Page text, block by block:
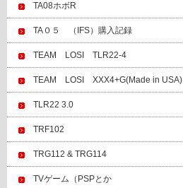
TA08ホボR
TA０５ （IFS）購入記録
TEAM LOSI TLR22-4
TEAM LOSI XXX4+G(Made in USA)
TLR22 3.0
TRF102
TRG112 & TRG114
TVゲーム（PSPとか